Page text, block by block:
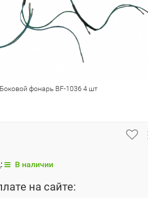
Боковой фонарь BF-1036 4 шт
В наличии
на сайте: